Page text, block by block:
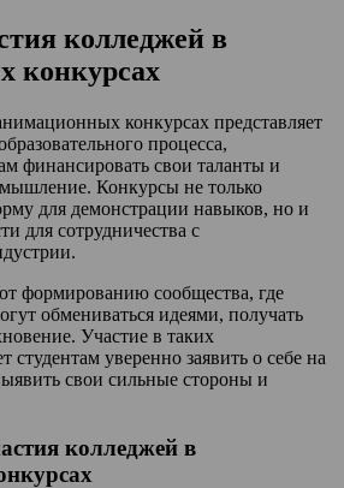
колледжей в
конкурсах
конкурсах представляет
процесса,
финансировать свои таланты и
мышление. Конкурсы не только
для демонстрации навыков, но и
для сотрудничества с
формированию сообщества, где
обмениваться идеями, получать
Участие в таких
студентам уверенно заявить о себе на
свои сильные стороны и
колледжей в